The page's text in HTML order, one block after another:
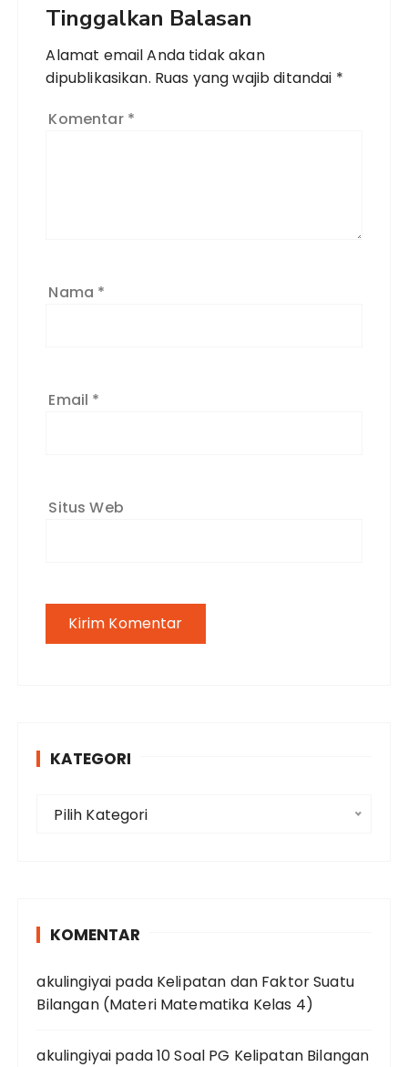
Tinggalkan Balasan
Alamat email Anda tidak akan
dipublikasikan. Ruas yang wajib ditandai *
Komentar *
Nama *
Email *
Situs Web
KATEGORI
r
Pilih Kategori
KOMENTAR
akulingiyai pada Kelipatan dan Faktor Suatu
Bilangan (Materi Matematika Kelas 4)
akulingiyai pada10 Soal PG Kelipatan Bilangan